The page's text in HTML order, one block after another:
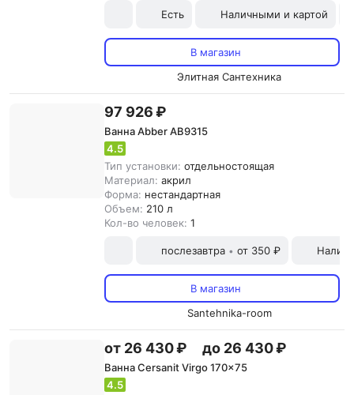
Есть Наличными и картой
В магазин
Элитная Сантехника
97 926 ₽
Ванна Abber AB9315
4.5
Тип установки: отдельностоящая
Материал: акрил
Форма: нестандартная
Объем: 210 л
Кол-во человек: 1
послезавтра • от 350 ₽
В магазин
Santehnika-room
от 26 430 ₽ до 26 430 ₽
Ванна Cersanit Virgo 170x75
4.5